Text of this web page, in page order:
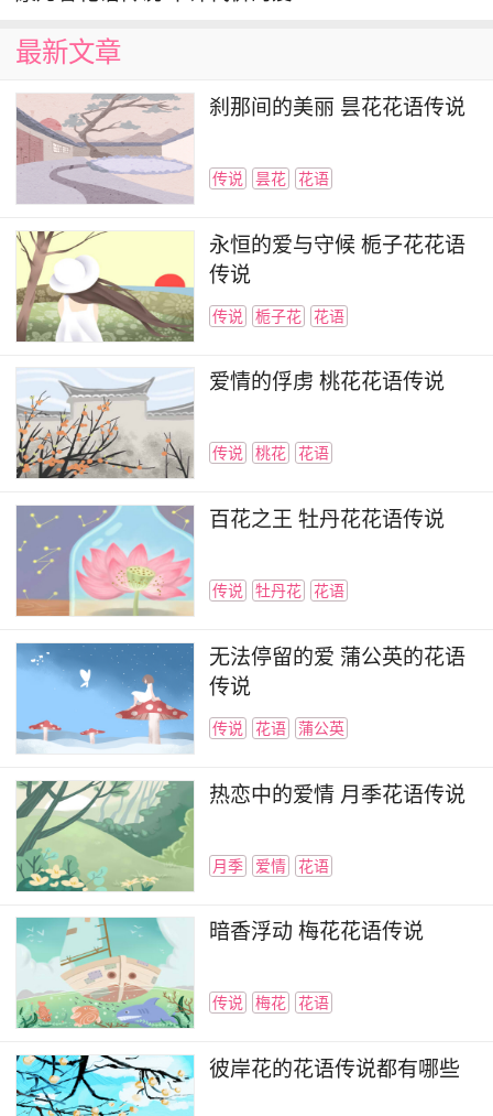
的爱人也是很不错的选择哦，送的时候再加上一段
甜蜜的情话，相信对方一定会十分开心的。
粉掌多少钱一盆
具体的价格要看每个城市的消费水平，一般的
情况下粉掌的价格在30元左右，不是很贵。但是
如果要加上好看的花盆，再加上花店的装修等级来
说可能就不止这个价格了，一般的粉掌植株都是差
不多这个价格的。
而且粉掌也是可以作为切花来包装成花束的，
也是非常的漂亮。就是价格可能要稍微贵一点，因
为每个人的价值观不一样，所以大家的选择也会不
同，总而言之，粉掌是寓意非常好的花卉，送人绝
对是优良选择。
粉掌花的相关知识就介绍这么多了，你应该有
了一些全面的了解。将粉掌花送给身边的朋友都是
可以的，将花的祝福送给他们，让他们感受到你的
你可能还喜欢：
最新文章
刹那间的美丽 昙花花语传说
传说 昙花 花语
永恒的爱与守候 栀子花花语
传说
传说 栀子花 花语
爱情的俘虏 桃花花语传说
传说 桃花 花语
百花之王 牡丹花花语传说
传说 牡丹花 花语
无法停留的爱 蒲公英的花语
传说
传说 花语 蒲公英
热恋中的爱情 月季花语传说
月季 爱情 花语
暗香浮动 梅花花语传说
传说 梅花 花语
彼岸花的花语传说都有哪些